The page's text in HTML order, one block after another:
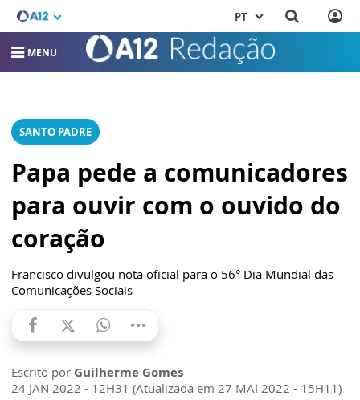
PT
MENU
SANTO PADRE
Papa pede a comunicadores
para ouvir com o ouvido do
coração
Francisco divulgou nota oficial para o 56° Dia Mundial das
Comunicações Sociais
Escrito por Guilherme Gomes
24 JAN 2022 - 12H31 (Atualizada em 27 MAI 2022 - 15H11)